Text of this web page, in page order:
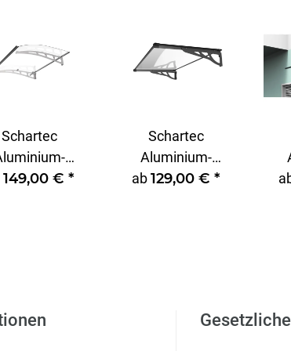
Schartec
E A-L
149,00 € *
Schartec
Aluminium-
Vordach MAX A-L
ab129,00 € *